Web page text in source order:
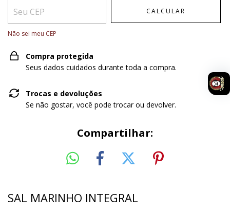
CALCULAR
Não sei meu CEP
Compra protegida
Seus dados cuidados durante toda a compra.
Trocas e devoluções
Se não gostar, você pode trocar ou devolver.
Compartilhar:
SAL MARINHO INTEGRAL